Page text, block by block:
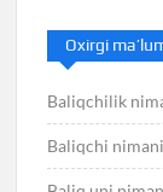
Oxirgi
Baliqchilik
Baliqchi